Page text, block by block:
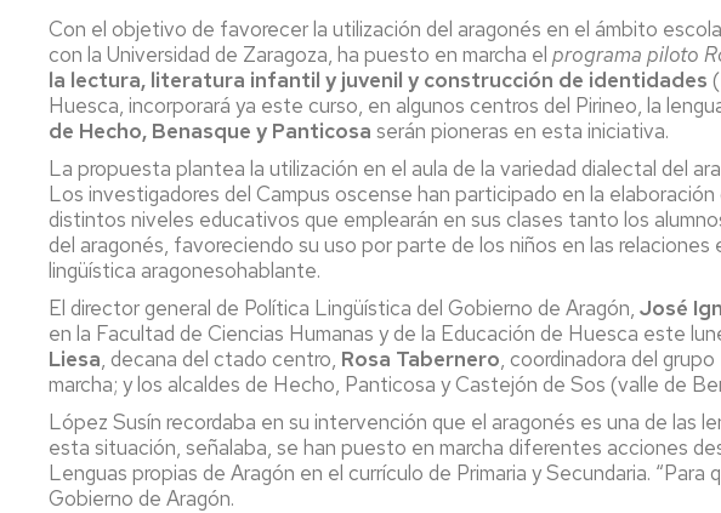
Informática
y
comunicaciones
Servicio
Mantenimiento
Conserjería
y
correo
interno
Unizar
Otros
servicios
en
el
Campus
Con el objetivo de favorecer la utilización del aragonés en el ámbito
con la Universidad de Zaragoza, ha puesto en marcha el programa piloto
la lectura, literatura infantil y juvenil y construcción de identidades
Huesca, incorporará ya este curso, en algunos centros del Pirineo, la
de Hecho, Benasque y Panticosa serán pioneras en esta iniciativa.
La propuesta plantea la utilización en el aula de la variedad dialectal del
Los investigadores del Campus oscense han participado en la
distintos niveles educativos que emplearán en sus clases tanto los
del aragonés, favoreciendo su uso por parte de los niños en las
lingüística aragonesohablante.
El director general de Política Lingüística del Gobierno de Aragón, José
en la Facultad de Ciencias Humanas y de la Educación de Huesca este
Liesa, decana del ctado centro, Rosa Tabernero, coordinadora del
marcha; y los alcaldes de Hecho, Panticosa y Castejón de Sos (valle de
López Susín recordaba en su intervención que el aragonés es una de las
esta situación, señalaba, se han puesto en marcha diferentes acciones
Lenguas propias de Aragón en el currículo de Primaria y Secundaria.
Gobierno de Aragón.